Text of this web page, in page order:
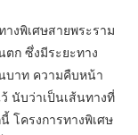
งพิเศษสายพระราม
ตก ซึ่งมีระยะทาง
นบาท ความคืบหน้า
นับว่าเป็นเส้นทางที่
โครงการทางพิเศษ